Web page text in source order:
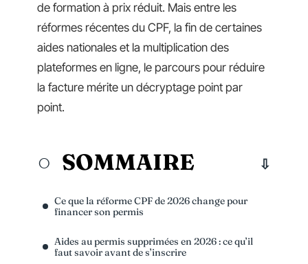
de formation à prix réduit. Mais entre les
réformes récentes du CPF, la fin de certaines
aides nationales et la multiplication des
plateformes en ligne, le parcours pour réduire
la facture mérite un décryptage point par
point.
SOMMAIRE
Ce que la réforme CPF de 2026 change pour
financer son permis
Aides au permis supprimées en 2026 : ce qu’il
faut savoir avant de s’inscrire